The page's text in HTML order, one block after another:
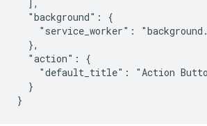
  ],
  "background": {
"service_worker":
  },
  "action": {
"default_title": "Action
  }